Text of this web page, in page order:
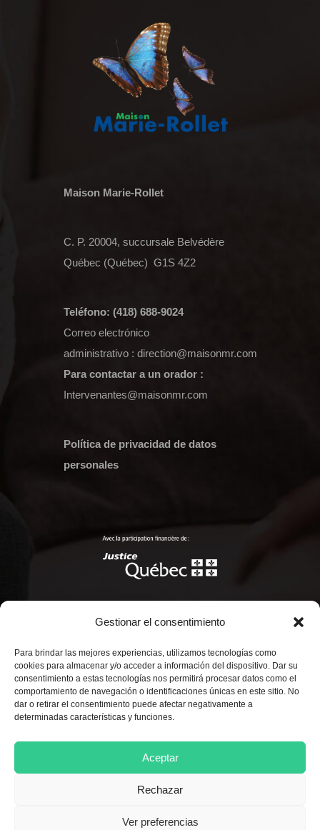
Gestionar el consentimiento
Para brindar las mejores experiencias, utilizamos tecnologías como
cookies para almacenar y/o acceder a información del dispositivo. Dar su
consentimiento a estas tecnologías nos permitirá procesar datos como el
comportamiento de navegación o identificaciones únicas en este sitio. No
dar o retirar el consentimiento puede afectar negativamente a
determinadas características y funciones.
Aceptar
Rechazar
Ver preferencias
Maison Marie-Rollet
C. P. 20004, succursale Belvédère
Québec (Québec) G1S 4Z2
Teléfono: (418) 688-9024
Correo electrónico
administrativo : direction@maisonmr.com
Para contactar a un orador :
Intervenantes@maisonmr.com
Política de privacidad de datos
personales
© Copyright 2022 Maison Marie-Rollet.
Tous droits réservés.
Réalisation parHélios
Nuestros servicios están en francés. Utilizamos los servicios de
intérpretes.
English